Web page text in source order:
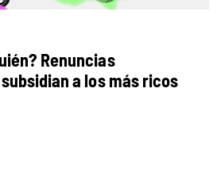
Renuncias
a los más ricos